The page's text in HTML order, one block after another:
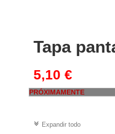
Tapa
5,10€
c Expandir todo
PRÓXIMAMENTE